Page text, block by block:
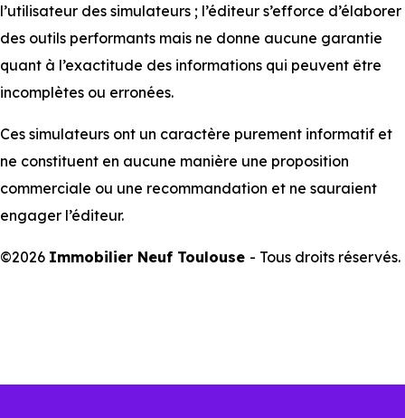
l’utilisateur des simulateurs ; l’éditeur s’efforce d’élaborer
des outils performants mais ne donne aucune garantie
quant à l’exactitude des informations qui peuvent être
incomplètes ou erronées.
Ces simulateurs ont un caractère purement informatif et
ne constituent en aucune manière une proposition
commerciale ou une recommandation et ne sauraient
engager l’éditeur.
©2026 Immobilier Neuf Toulouse - Tous droits réservés.